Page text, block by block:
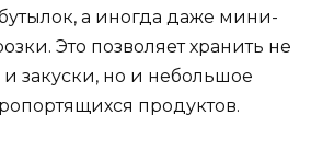
а иногда даже мини-
Это позволяет хранить не
закуски, но и небольшое
продуктов.